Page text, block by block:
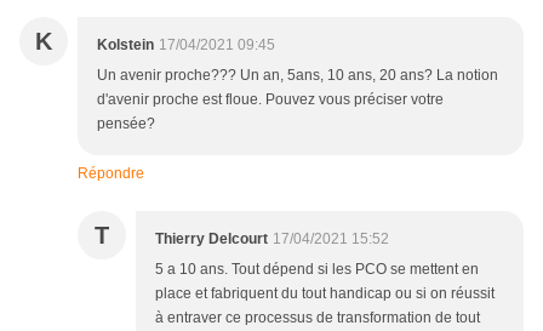
K Kolstein 17/04/2021 09:45
Un avenir proche??? Un an, 5ans, 10 ans, 20 ans? La notion
d'avenir proche est floue. Pouvez vous préciser votre
pensée?
Répondre
T Thierry Delcourt 17/04/2021 15:52
5 a 10 ans. Tout dépend si les PCO se mettent en
place et fabriquent du tout handicap ou si on réussit
à entraver ce processus de transformation de tout